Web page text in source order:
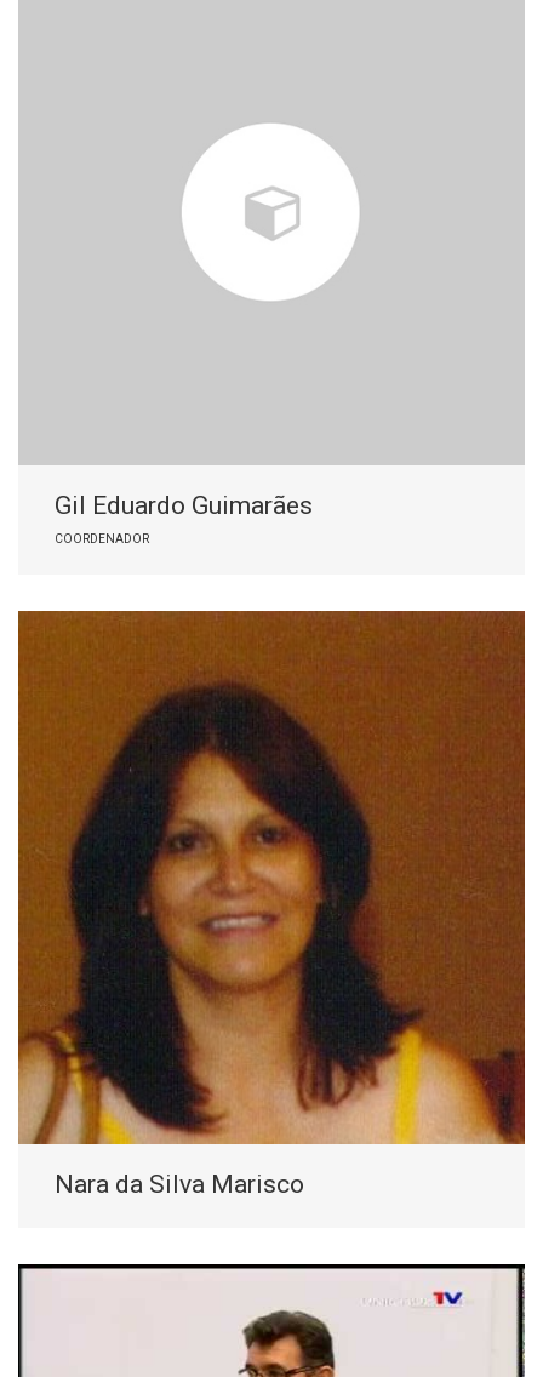
Gil Eduardo Guimarães
COORDENADOR
Nara da Silva Marisco